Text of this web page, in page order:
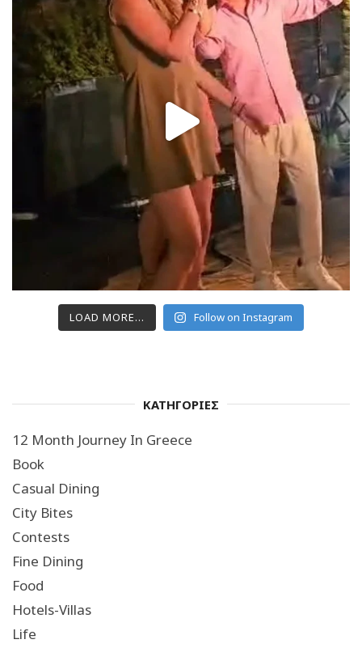
LOAD MORE... Follow on Instagram
ΚΑΤΗΓΟΡΙΕΣ
12 Month Journey In Greece
Book
Casual Dining
City Bites
Contests
Fine Dining
Food
Hotels-Villas
Life